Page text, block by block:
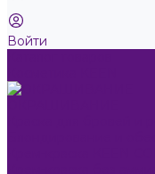
Войти